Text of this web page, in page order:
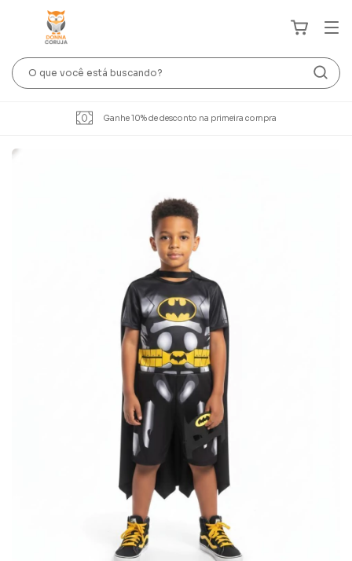
Ganhe 10% de desconto na primeira compra